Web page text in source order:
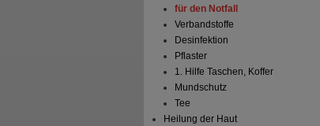
für den Notfall
Verbandstoffe
Desinfektion
Pflaster
1. Hilfe Taschen, Koffer
Mundschutz
Tee
Heilung der Haut